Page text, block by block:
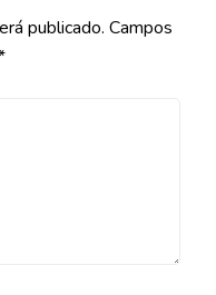
publicado. Campos